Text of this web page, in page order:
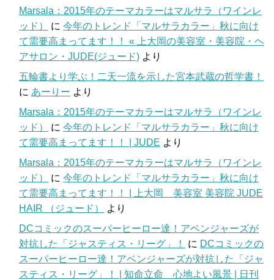
Marsala：2015年のテーマカラーはマルサラ（ワインレ
ッド）
に 今年のトレンド「マルサラカラー」秋に向け
て需要高まってます！！ « 上大岡の美容室・美容院・ヘ
アサロン・JUDE(ジュード) より
五輪書より学ぶ！二天一流を示した宮本武蔵の哲学書！
に あーりー より
Marsala：2015年のテーマカラーはマルサラ（ワインレ
ッド）
に 今年のトレンド「マルサラカラー」秋に向け
て需要高まってます！！ | JUDE より
Marsala：2015年のテーマカラーはマルサラ（ワインレ
ッド）
に 今年のトレンド「マルサラカラー」秋に向け
て需要高まってます！！ | 上大岡 美容室 美容院 JUDE
HAIR （ジュード）
より
DCコミックのスーパーヒーロー達！アベンジャーズが
対抗した「ジャスティス・リーグ」！
に DCコミックの
スーパーヒーロー達！アベンジャーズが対抗した「ジャ
スティス・リーグ」！ | 知命立命 心地よい風景 | 日刊